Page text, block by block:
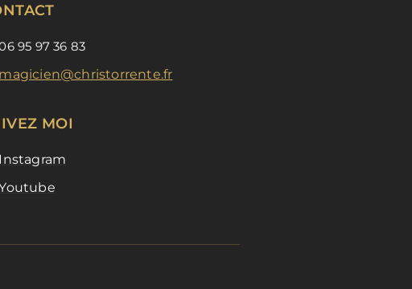
95 97 36 83
magicien@christorrente.fr
MOI
Instagram